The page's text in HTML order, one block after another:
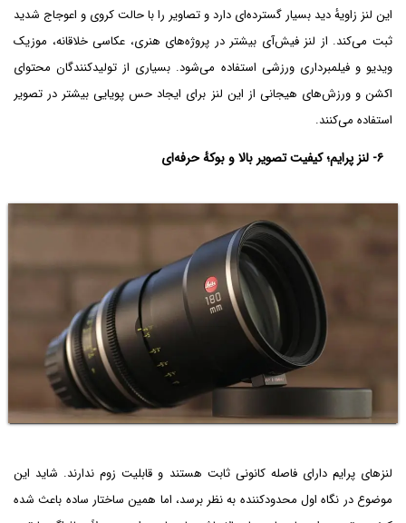
این لنز زاویۀ دید بسیار گسترده‌ای دارد و تصاویر را با حالت کروی و اعوجاج شدید
ثبت می‌کند. از لنز فیش‌آی بیشتر در پروژه‌های هنری، عکاسی خلاقانه، موزیک
ویدیو و فیلمبرداری ورزشی استفاده می‌شود. بسیاری از تولیدکنندگان محتوای
اکشن و ورزش‌های هیجانی از این لنز برای ایجاد حس پویایی بیشتر در تصویر
استفاده می‌کنند.
۶- لنز پرایم؛ کیفیت تصویر بالا و بوکۀ حرفه‌ای
لنزهای پرایم دارای فاصله کانونی ثابت هستند و قابلیت زوم ندارند. شاید این
موضوع در نگاه اول محدودکننده به نظر برسد، اما همین ساختار ساده باعث شده